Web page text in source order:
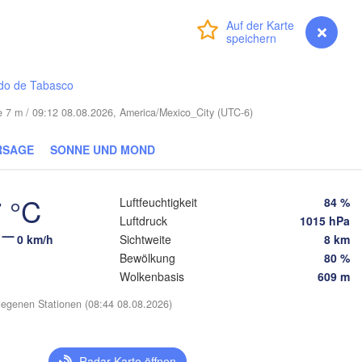
myVentusky Vorhersage
de Tabasco
7 m / 09:12 08.08.2026, America/Mexico_City (UTC-6)
SONNE UND MOND
0 km/h
Luftfeuchtigkeit
84 %
Luftdruck
1015 hPa
Sichtweite
8 km
Bewölkung
80 %
Wolkenbasis
609 m
Stationen (08:44 08.08.2026)
Santa Clara
Ciego de Ávila
KUBA Camagüey